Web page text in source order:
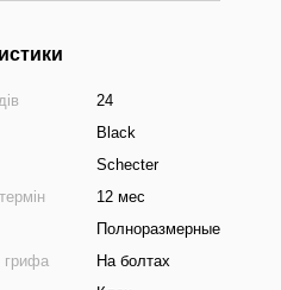
24
Black
Schecter
12 мес
Полноразмерные
грифа
На болтах